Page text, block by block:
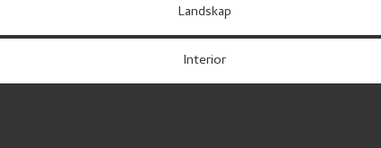
Landskap
Interior